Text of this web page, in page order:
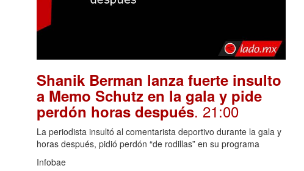
Shanik Berman lanza fuerte insulto
a Memo Schutz en la gala y pide
perdón horas después. 21:00
La periodista insultó al comentarista deportivo durante la gala y
horas después, pidió perdón “de rodillas” en su programa
Infobae